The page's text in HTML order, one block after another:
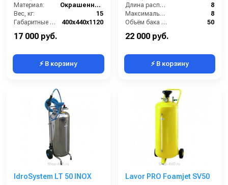
Материал:
Окрашенная сталь
Вес, кг:
15
Габаритные размеры, мм:
400x440x1120
17 000 руб.
⚡ В корзину
Длина распылительного шланга (м):
8
Максимальное давление на выходе (бар):
8
Объём бака / ресивера (л):
50
Габариты (ДхШхВ):
22 000 руб.
⚡ В корзину
IdroSystem LT 50 INOX Lavor PRO Foamjet SV50